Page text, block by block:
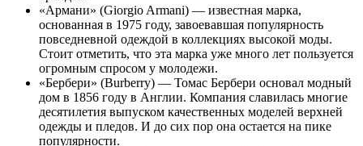
«Армани» (Giorgio Armani) — известная марка,
основанная в 1975 году, завоевавшая популярность
повседневной одеждой в коллекциях высокой моды.
Стоит отметить, что эта марка уже много лет пользуется
огромным спросом у молодежи.
«Бербери» (Burberry) — Томас Бербери основал модный
дом в 1856 году в Англии. Компания славилась многие
десятилетия выпуском качественных моделей верхней
одежды и пледов. И до сих пор она остается на пике
популярности.